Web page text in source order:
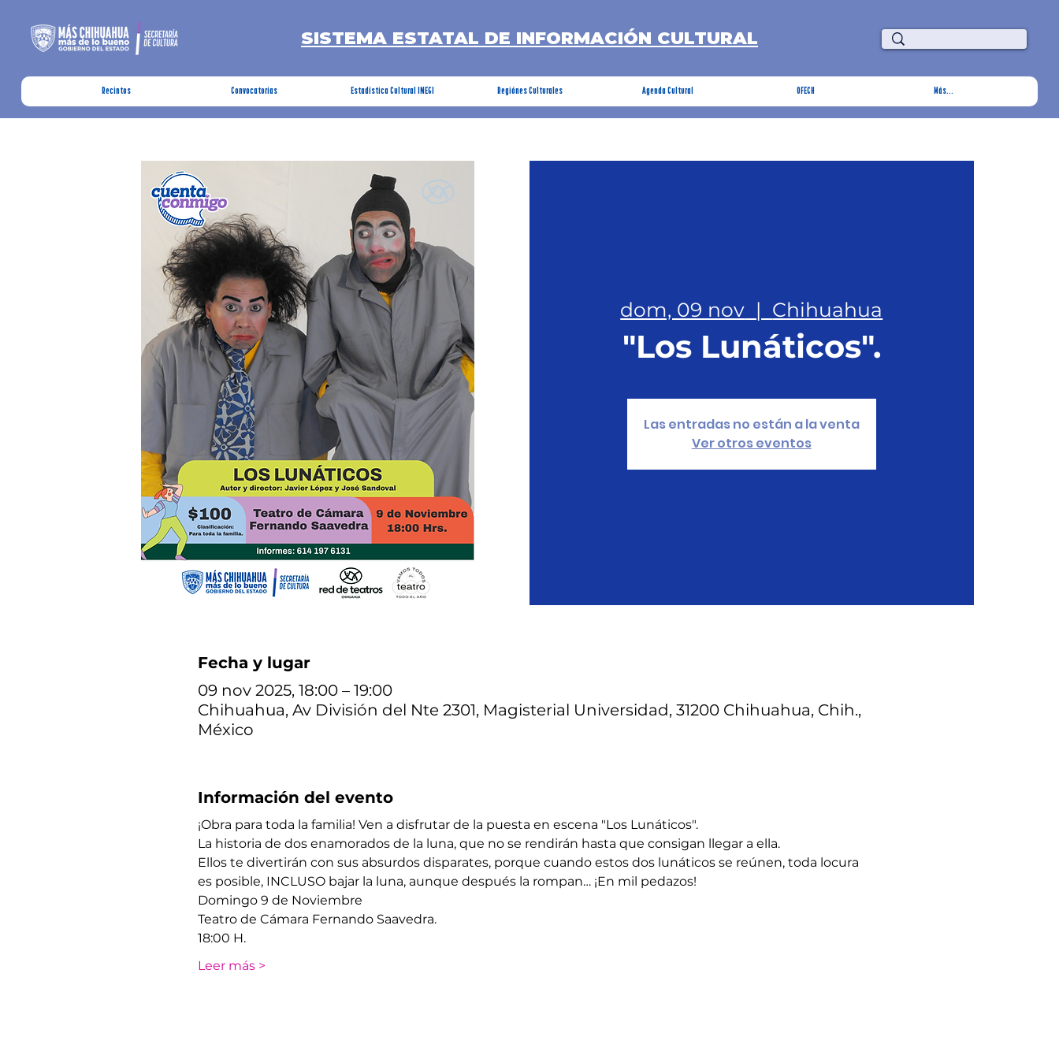
SISTEMA ESTATAL DE INFORMACIÓN CULTURAL
Recintos Convocatorias Estadística Cultural INEGI Regiónes Culturales Agenda Cultural OFECH Más...
dom, 09 nov
  |
Chihuahua
"Los Lunáticos".
Las entradas no están a la venta
Ver otros eventos
Fecha y lugar
09 nov 2025, 18:00 – 19:00
Chihuahua, Av División del Nte 2301, Magisterial Universidad, 31200 Chihuahua, Chih.,
México
Información del evento
¡Obra para toda la familia! Ven a disfrutar de la puesta en escena "Los Lunáticos".
La historia de dos enamorados de la luna, que no se rendirán hasta que consigan llegar a ella.
Ellos te divertirán con sus absurdos disparates, porque cuando estos dos lunáticos se reúnen, toda locura
es posible, INCLUSO bajar la luna, aunque después la rompan… ¡En mil pedazos!
​Domingo 9 de Noviembre
​Teatro de Cámara Fernando Saavedra.
​18:00 H.
Leer más >